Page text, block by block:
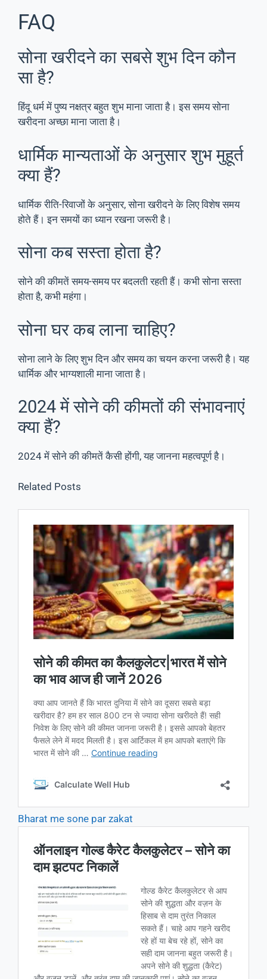
FAQ
सोना खरीदने का सबसे शुभ दिन कौन
सा है?
हिंदू धर्म में पुष्य नक्षत्र बहुत शुभ माना जाता है। इस समय सोना
खरीदना अच्छा माना जाता है।
धार्मिक मान्यताओं के अनुसार शुभ मुहूर्त
क्या हैं?
धार्मिक रीति-रिवाजों के अनुसार, सोना खरीदने के लिए विशेष समय
होते हैं। इन समयों का ध्यान रखना जरूरी है।
सोना कब सस्ता होता है?
सोने की कीमतें समय-समय पर बदलती रहती हैं। कभी सोना सस्ता
होता है, कभी महंगा।
सोना घर कब लाना चाहिए?
सोना लाने के लिए शुभ दिन और समय का चयन करना जरूरी है। यह
धार्मिक और भाग्यशाली माना जाता है।
2024 में सोने की कीमतों की संभावनाएं
क्या हैं?
2024 में सोने की कीमतें कैसी होंगी, यह जानना महत्वपूर्ण है।
Related Posts
Bharat me sone par zakat